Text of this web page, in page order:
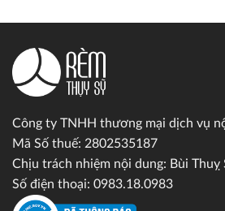
Công ty TNHH thương mại dịch vụ
Mã Số thuế: 2802535187
Chịu trách nhiệm nội dung: Bùi Thuỵ
Số điện thoại: 0983.18.0983